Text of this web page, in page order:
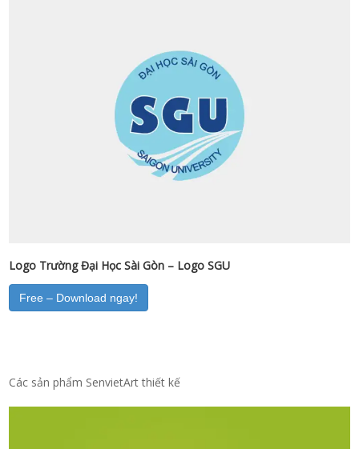
Logo Trường Đại Học Sài Gòn – Logo SGU
Free – Download ngay!
Các sản phẩm SenvietArt thiết kế